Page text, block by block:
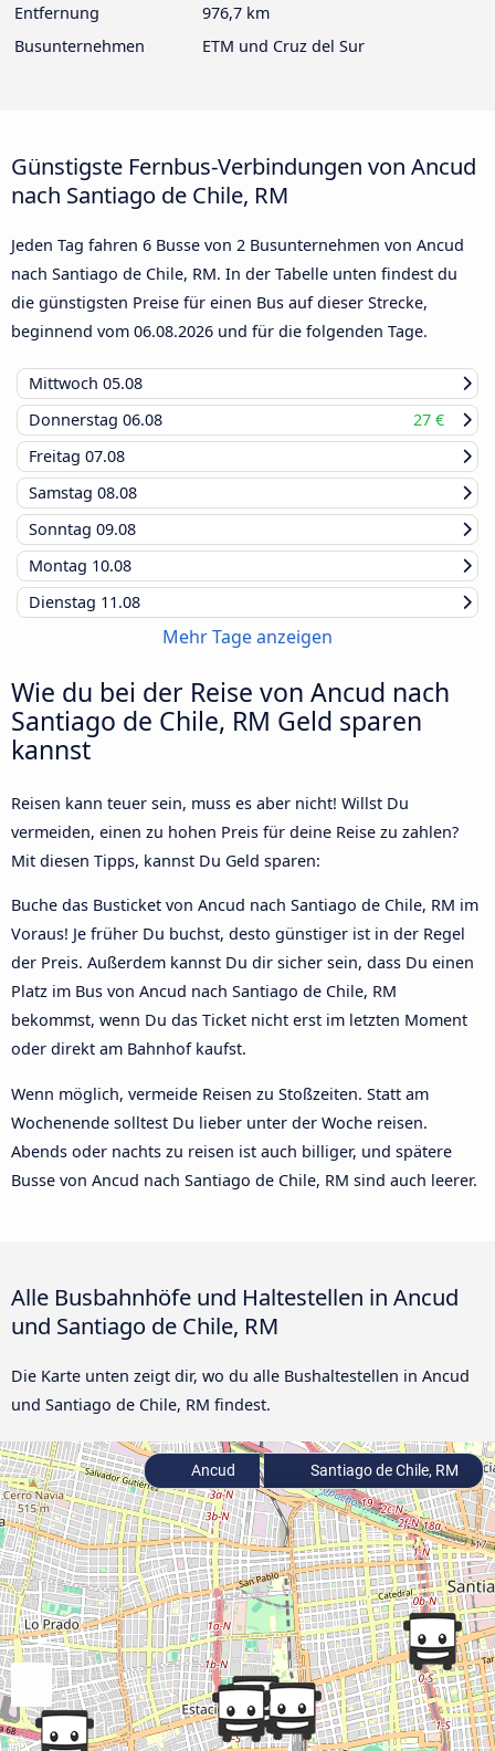
Entfernung
976,7 km
Busunternehmen
ETM und Cruz del Sur
Günstigste Fernbus-Verbindungen von Ancud
nach Santiago de Chile, RM
Jeden Tag fahren 6 Busse von 2 Busunternehmen von Ancud
nach Santiago de Chile, RM. In der Tabelle unten findest du
die günstigsten Preise für einen Bus auf dieser Strecke,
beginnend vom 06.08.2026 und für die folgenden Tage.
Mittwoch 05.08
Donnerstag 06.08
27 €
Freitag 07.08
Samstag 08.08
Sonntag 09.08
Montag 10.08
Dienstag 11.08
Mehr Tage anzeigen
Wie du bei der Reise von Ancud nach
Santiago de Chile, RM Geld sparen
kannst
Reisen kann teuer sein, muss es aber nicht! Willst Du
vermeiden, einen zu hohen Preis für deine Reise zu zahlen?
Mit diesen Tipps, kannst Du Geld sparen:
Buche das Busticket von Ancud nach Santiago de Chile, RM im
Voraus! Je früher Du buchst, desto günstiger ist in der Regel
der Preis. Außerdem kannst Du dir sicher sein, dass Du einen
Platz im Bus von Ancud nach Santiago de Chile, RM
bekommst, wenn Du das Ticket nicht erst im letzten Moment
oder direkt am Bahnhof kaufst.
Wenn möglich, vermeide Reisen zu Stoßzeiten. Statt am
Wochenende solltest Du lieber unter der Woche reisen.
Abends oder nachts zu reisen ist auch billiger, und spätere
Busse von Ancud nach Santiago de Chile, RM sind auch leerer.
Alle Busbahnhöfe und Haltestellen in Ancud
und Santiago de Chile, RM
Die Karte unten zeigt dir, wo du alle Bushaltestellen in Ancud
und Santiago de Chile, RM findest.
Ancud Santiago de Chile, RM